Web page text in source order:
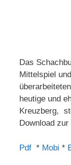
Das
Mittelspiel
heutige und
Kreuzberg,
Download
Pdf * Mobi *